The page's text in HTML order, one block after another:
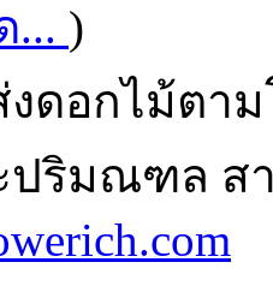
... )
ดอกไม้ตา
ปริมณฑล ส